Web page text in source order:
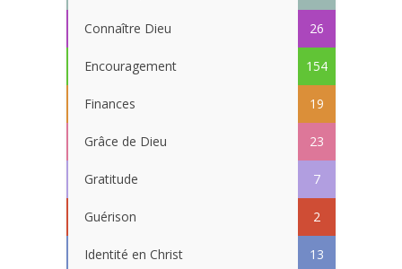
Connaître Dieu 26
Encouragement 154
Finances 19
Grâce de Dieu 23
Gratitude 7
Guérison 2
Identité en Christ 13